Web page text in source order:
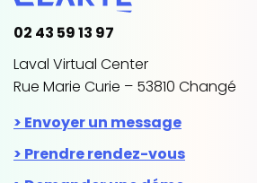
02 43 59 13 97
Laval Virtual Center
Rue Marie Curie – 53810 Changé
Envoyer un message
Prendre rendez-vous